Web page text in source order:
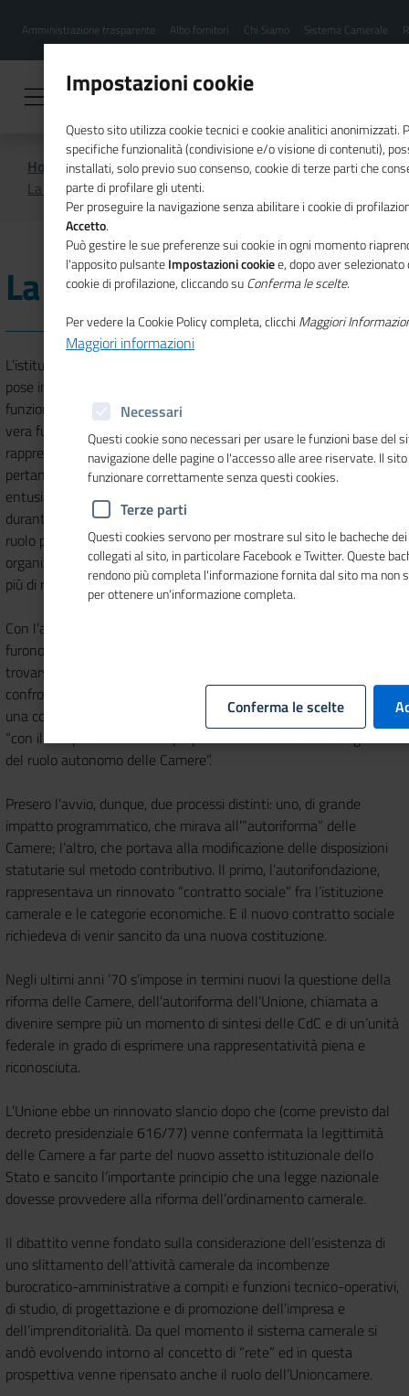
contenuto
Menu
hamburgher
Amministrazione trasparente Albo fornitori Chi Siamo Sistema Camerale
Home Chi Siamo
Storia
La nascita delle Regioni
La nascita delle Regioni
L’istituzione delle Regioni a statuto ordinario, avvenuta nel 1970,
pose in primo piano il problema del riassetto di strutture e
funzioni degli enti locali e di quelli camerali e della riscoperta della
vera funzione delle CdC, allo scopo di scongiurare la “minaccia”
rappresentata dalla creazione degli enti regionali. Prese avvio,
pertanto, un lungo processo di discussione interna; dopo gli
entusiasmanti anni 50 e il periodo “facile” del boom economico,
durante i quali l’Unione aveva trovato modo di esprimere il proprio
ruolo pubblicistico in modo spontaneo, le scadenze e le scelte
organizzative imposte dalla programmazione non consentivano
più di rinviare la legittimazione di tale ruolo.
Con l’arrivo della legge delega n.382 del 22 luglio 1975 le camere
furono costrette a ricercare strategie per evitare di venire a
trovarsi in posizione strumentale (o, addirittura, subordinata) nei
confronti dello Stato e delle Regioni. L’Unioncamere istituì allora
una commissione per lo studio dell’applicazione della legge 382,
“con il compito di elaborare proposte di intervento a salvaguardia
del ruolo autonomo delle Camere”.
Presero l’avvio, dunque, due processi distinti: uno, di grande
impatto programmatico, che mirava all’”autoriforma” delle
Camere; l’altro, che portava alla modificazione delle disposizioni
statutarie sul metodo contributivo. Il primo, l’autorifondazione,
rappresentava un rinnovato “contratto sociale” fra l’istituzione
camerale e le categorie economiche. E il nuovo contratto sociale
richiedeva di venir sancito da una nuova costituzione.
Negli ultimi anni ‘70 s’impose in termini nuovi la questione della
riforma delle Camere, dell’autoriforma dell’Unione, chiamata a
divenire sempre più un momento di sintesi delle CdC e di un’unità
federale in grado di esprimere una rappresentatività piena e
riconosciuta.
L’Unione ebbe un rinnovato slancio dopo che (come previsto dal
decreto presidenziale 616/77) venne confermata la legittimità
delle Camere a far parte del nuovo assetto istituzionale dello
Stato e sancito l’importante principio che una legge nazionale
dovesse provvedere alla riforma dell’ordinamento camerale.
Il dibattito venne fondato sulla considerazione dell’esistenza di
uno slittamento dell’attività camerale da incombenze
burocratico-amministrative a compiti e funzioni tecnico-operativi,
di studio, di progettazione e di promozione dell’impresa e
dell’imprenditorialità. Da quel momento il sistema camerale si
andò evolvendo intorno al concetto di “rete” ed in questa
prospettiva venne ripensato anche il ruolo dell’Unioncamere.
Impostazioni cookie
Questo sito utilizza cookie tecnici e cookie analitici anonimizzati.
specifiche funzionalità (condivisione e/o visione di contenuti),
installati, solo previo suo consenso, cookie di terze parti che
parte di profilare gli utenti.
Per proseguire la navigazione senza abilitare i cookie di
Accetto.
Può gestire le sue preferenze sui cookie in ogni momento
l'apposito pulsanteImpostazioni cookiee, dopo aver
cookie di profilazione, cliccando suConferma le scelte.
Per vedere la Cookie Policy completa, clicchi Maggiori
Maggiori informazioni
Necessari
Questi cookie sono necessari per usare le funzioni base del
navigazione delle pagine o l'accesso alle aree riservate. Il
funzionare correttamente senza questi cookies.
Terze parti
Questi cookies servono per mostrare sul sito le bacheche
collegati al sito, in particolare Facebook e Twitter. Queste
rendono più completa l'informazione fornita dal sito ma non
per ottenere un'informazione completa.
Conferma le scelte